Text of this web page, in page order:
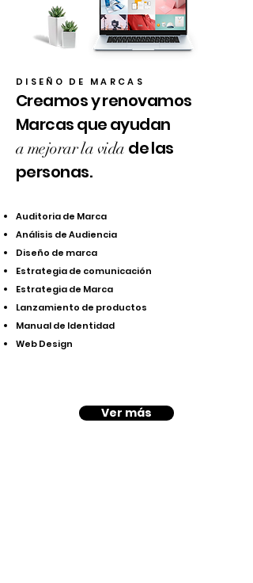
DISEÑO DE MARCAS
Creamos y renovamos
Marcas que ayudan
a mejorar la vida de las
personas.
Auditoria de Marca
Análisis de Audiencia
Diseño de marca
Estrategia de comunicación
Estrategia de Marca
Lanzamiento de productos
Manual de Identidad
Web Design
Ver más